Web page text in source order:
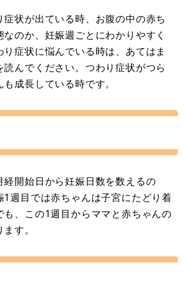
状が出ている時、お腹の中の赤ち
のか、妊娠週ごとにわかりやすく
症状に悩んでいる時は、あてはま
読んでください。つわり症状がつら
成長している時です。
経開始日から妊娠日数を数えるの
1週目では赤ちゃんは子宮にたどり着
も、この1週目からママと赤ちゃんの
す。